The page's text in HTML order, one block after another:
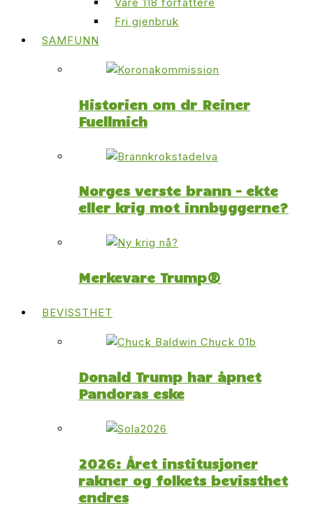
Fri gjenbruk
SAMFUNN
Historien om dr Reiner
Fuellmich
Norges verste brann – ekte
eller krig mot innbyggerne?
Merkevare Trump®
BEVISSTHET
Donald Trump har åpnet
Pandoras eske
2026: Året institusjoner
rakner og folkets bevissthet
endres